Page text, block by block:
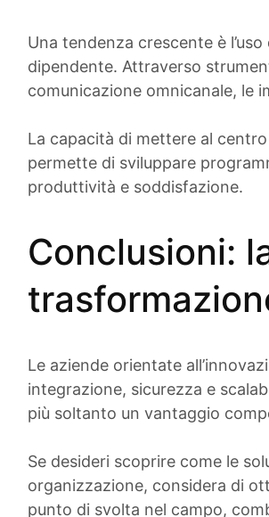
Una tendenza crescente è
dipendente. Attraverso
comunicazione omnicanale, le
La capacità di mettere al
permette di sviluppare
produttività e soddisfazione.
Conclusioni:
Le aziende orientate
integrazione, sicurezza e
più soltanto un vantaggio
Se desideri scoprire come le
organizzazione, considera di
punto di svolta nel campo,